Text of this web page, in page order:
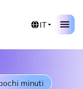
IT
minuti